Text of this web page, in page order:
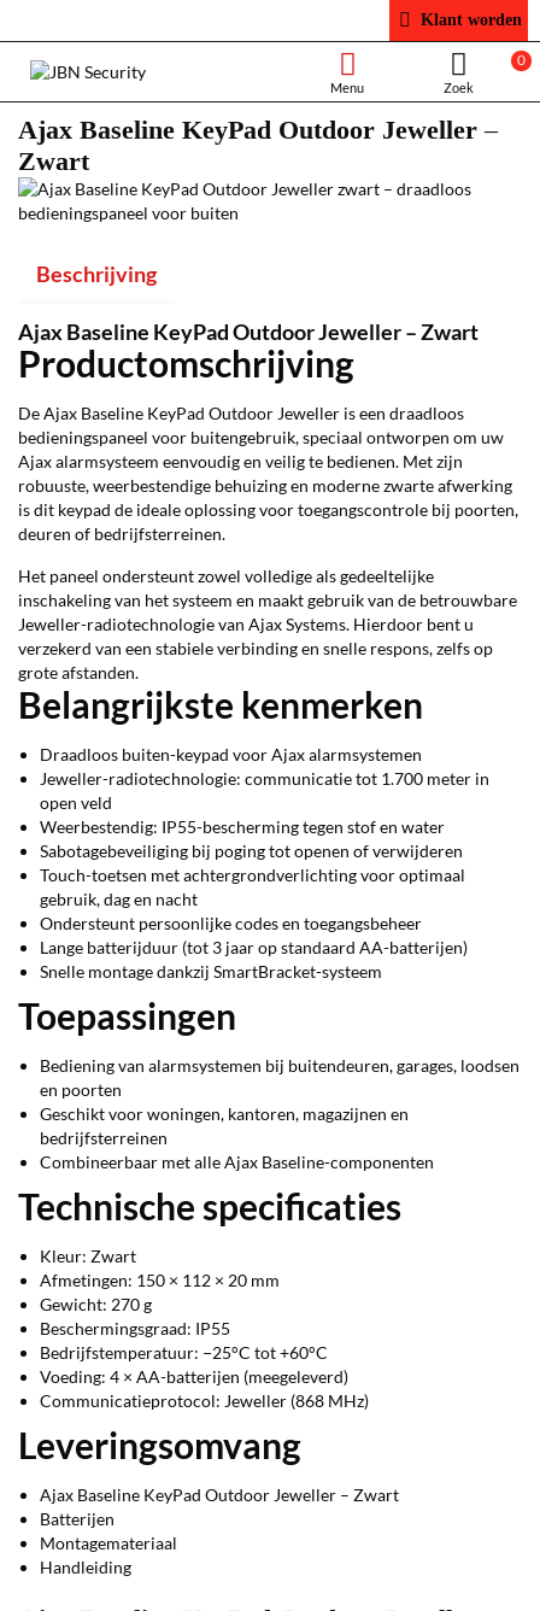
Klant worden
0
Ajax Baseline KeyPad Outdoor Jeweller –
Zwart
Beschrijving
Ajax Baseline KeyPad Outdoor Jeweller – Zwart
Productomschrijving
De Ajax Baseline KeyPad Outdoor Jeweller is een draadloos
bedieningspaneel voor buitengebruik, speciaal ontworpen om uw
Ajax alarmsysteem eenvoudig en veilig te bedienen. Met zijn
robuuste, weerbestendige behuizing en moderne zwarte afwerking
is dit keypad de ideale oplossing voor toegangscontrole bij poorten,
deuren of bedrijfsterreinen.
Het paneel ondersteunt zowel volledige als gedeeltelijke
inschakeling van het systeem en maakt gebruik van de betrouwbare
Jeweller-radiotechnologie van Ajax Systems. Hierdoor bent u
verzekerd van een stabiele verbinding en snelle respons, zelfs op
grote afstanden.
Belangrijkste kenmerken
Draadloos buiten-keypad voor Ajax alarmsystemen
Jeweller-radiotechnologie: communicatie tot 1.700 meter in
open veld
Weerbestendig: IP55-bescherming tegen stof en water
Sabotagebeveiliging bij poging tot openen of verwijderen
Touch-toetsen met achtergrondverlichting voor optimaal
gebruik, dag en nacht
Ondersteunt persoonlijke codes en toegangsbeheer
Lange batterijduur (tot 3 jaar op standaard AA-batterijen)
Snelle montage dankzij SmartBracket-systeem
Toepassingen
Bediening van alarmsystemen bij buitendeuren, garages, loodsen
en poorten
Geschikt voor woningen, kantoren, magazijnen en
bedrijfsterreinen
Combineerbaar met alle Ajax Baseline-componenten
Technische specificaties
Kleur: Zwart
Afmetingen: 150 × 112 × 20 mm
Gewicht: 270 g
Beschermingsgraad: IP55
Bedrijfstemperatuur: −25°C tot +60°C
Voeding: 4 × AA-batterijen (meegeleverd)
Communicatieprotocol: Jeweller (868 MHz)
Leveringsomvang
Ajax Baseline KeyPad Outdoor Jeweller – Zwart
Batterijen
Montagemateriaal
Handleiding